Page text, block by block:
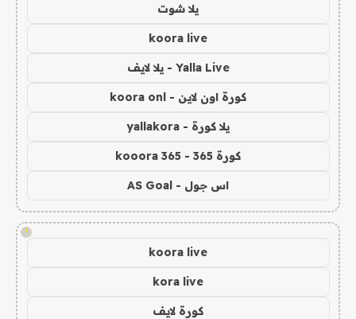
يلا شوت
koora live
Yalla Live - يلا لايف
كورة اون لاين - koora onl
يلا كورة - yallakora
كورة 365 - kooora 365
اس جول - AS Goal
!
koora live
kora live
كورة لايف